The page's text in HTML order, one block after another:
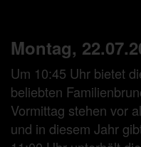
Montag,
Um 10:45 Uhr bietet
beliebten
Vormittag stehen vor
und in diesem Jahr